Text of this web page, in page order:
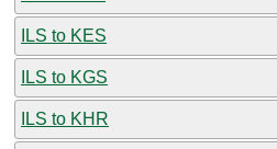
ILS to KES
ILS to KGS
ILS to KHR